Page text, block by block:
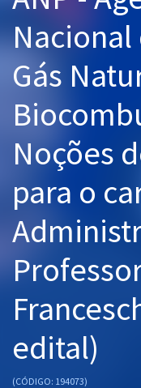
Graduação
Mentorias
Questões grátis
Conteúdo gratuito
Blog
Aprovados
Atendimento
Gás
Noções
para o
edital)
(CÓDIGO: 194073)